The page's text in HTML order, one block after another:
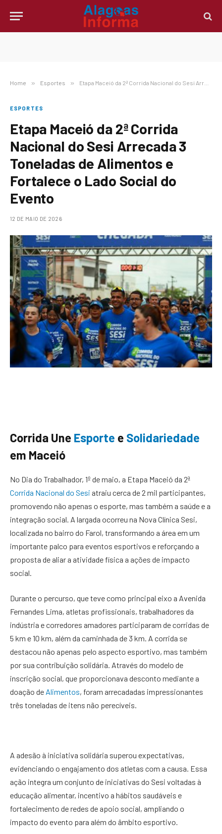
Home » Esportes » Etapa Maceió da 2ª Corrida Nacional do Sesi Arrecada 3 Toneladas de Alimentos e Fortalece o Lado Social do Evento
ESPORTES
Etapa Maceió da 2ª Corrida
Nacional do Sesi Arrecada 3
Toneladas de Alimentos e
Fortalece o Lado Social do
Evento
12 DE MAIO DE 2026
Corrida Une Esporte e Solidariedade
em Maceió
No Dia do Trabalhador, 1º de maio, a Etapa Maceió da 2ª
Corrida Nacional do Sesi atraiu cerca de 2 mil participantes,
promovendo não apenas o esporte, mas também a saúde e a
integração social. A largada ocorreu na Nova Clínica Sesi,
localizada no bairro do Farol, transformando a área em um
importante palco para eventos esportivos e reforçando a
proposta de aliar a atividade física a ações de impacto
social.
Durante o percurso, que teve como principal eixo a Avenida
Fernandes Lima, atletas profissionais, trabalhadores da
indústria e corredores amadores participaram de corridas de
5 km e 10 km, além da caminhada de 3 km. A corrida se
destacou não apenas pelo aspecto esportivo, mas também
por sua contribuição solidária. Através do modelo de
inscrição social, que proporcionava desconto mediante a
doação de Alimentos, foram arrecadadas impressionantes
três toneladas de itens não perecíveis.
A adesão à iniciativa solidária superou expectativas,
evidenciando o engajamento dos atletas com a causa. Essa
ação integra um conjunto de iniciativas do Sesi voltadas à
educação alimentar, incentivo a hábitos saudáveis e
fortalecimento de redes de apoio social, ampliando o
impacto do evento para além do âmbito esportivo.